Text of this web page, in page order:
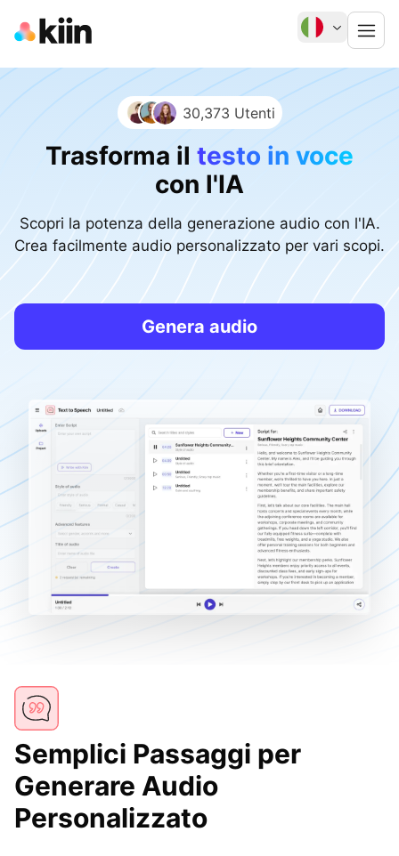
30,373 Utenti
Trasforma il testo in voce
con l'IA
Scopri la potenza della generazione audio con l'IA.
Crea facilmente audio personalizzato per vari scopi.
Genera audio
Semplici Passaggi per
Generare Audio
Personalizzato